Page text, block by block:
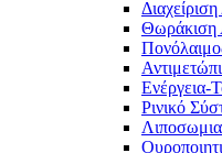
Θωράκιση
Eνέργεια-
Ρινικό